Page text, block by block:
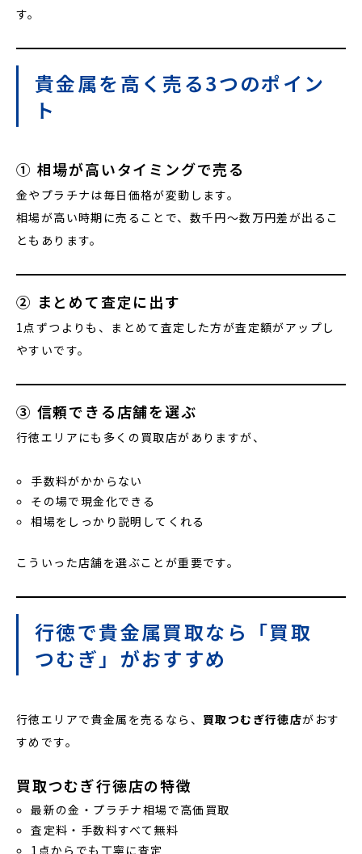
す。
貴金属を高く売る3つのポイン
ト
① 相場が高いタイミングで売る
金やプラチナは毎日価格が変動します。
相場が高い時期に売ることで、数千円〜数万円差が出るこ
ともあります。
② まとめて査定に出す
1点ずつよりも、まとめて査定した方が査定額がアップし
やすいです。
③ 信頼できる店舗を選ぶ
行徳エリアにも多くの買取店がありますが、
手数料がかからない
その場で現金化できる
相場をしっかり説明してくれる
こういった店舗を選ぶことが重要です。
行徳で貴金属買取なら「買取
つむぎ」がおすすめ
行徳エリアで貴金属を売るなら、 買取つむぎ行徳店がおす
すめです。
買取つむぎ行徳店の特徴
最新の金・プラチナ相場で高価買取
査定料・手数料すべて無料
1点からでも丁寧に査定